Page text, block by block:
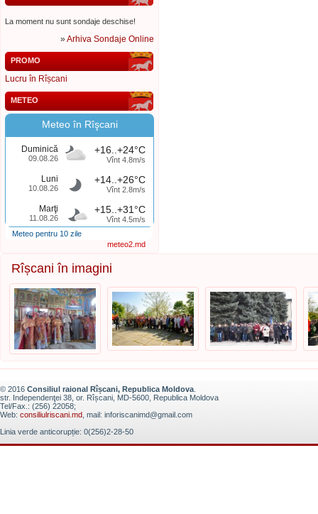
La moment nu sunt sondaje deschise!
»Arhiva Sondaje Online
PROMO
Lucru în Rîșcani
METEO
Meteo în Rîşcani
Duminică
09.08.26
+16..+24°C
Vînt 4.8m/s
Luni
10.08.26
+14..+26°C
Vînt 2.8m/s
Marţi
11.08.26
+15..+31°C
Vînt 4.5m/s
Meteo pentru 10 zile
meteo2.md
Rîșcani în imagini
© 2016 Consiliul raional Rîșcani, Republica Moldova
str. Independenţei 38, or. Rîșcani, MD-5600, Republica Moldova
Tel/Fax.: (256) 22058;
Web: consiliulriscani.md , mail: inforiscanimd@gmail.com
Linia verde anticorupție: 0(256)2-28-50